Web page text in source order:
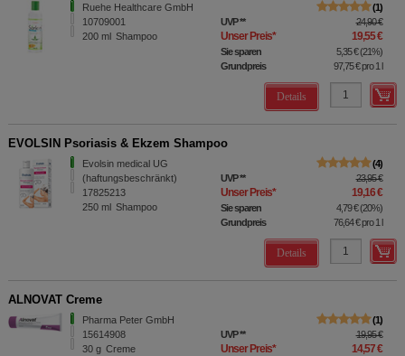
Ruehe Healthcare GmbH
10709001
200 ml Shampoo
1
UVP** 24,90 €
Unser Preis* 19,55 €
Sie sparen 5,35 €(21%)
Grundpreis
97,75 €pro 1 l
Details
EVOLSIN Psoriasis & Ekzem Shampoo
Evolsin medical UG
(haftungsbeschränkt)
17825213
250 ml Shampoo
4
UVP** 23,95 €
Unser Preis* 19,16 €
Sie sparen 4,79 €(20%)
Grundpreis
76,64 €pro 1 l
Details
ALNOVAT Creme
Pharma Peter GmbH
15614908
30 g Creme
1
UVP** 19,95 €
Unser Preis* 14,57 €